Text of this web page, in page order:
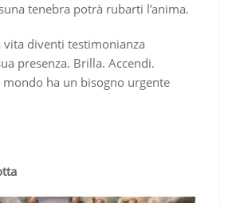
tenebra potrà rubarti l’anima.
vita diventi testimonianza
presenza. Brilla. Accendi.
mondo ha un bisogno urgente